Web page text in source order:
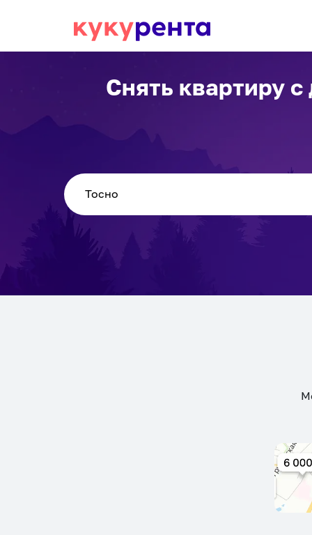
Снять квартиру